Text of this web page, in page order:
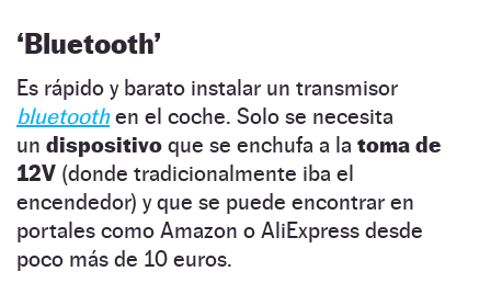
‘Bluetooth’
Es rápido y barato instalar un transmisor
bluetoothen el coche. Solo se necesita
un dispositivo que se enchufa a la toma de
12V (donde tradicionalmente iba el
encendedor) y que se puede encontrar en
portales como Amazon o AliExpress desde
poco más de 10 euros.